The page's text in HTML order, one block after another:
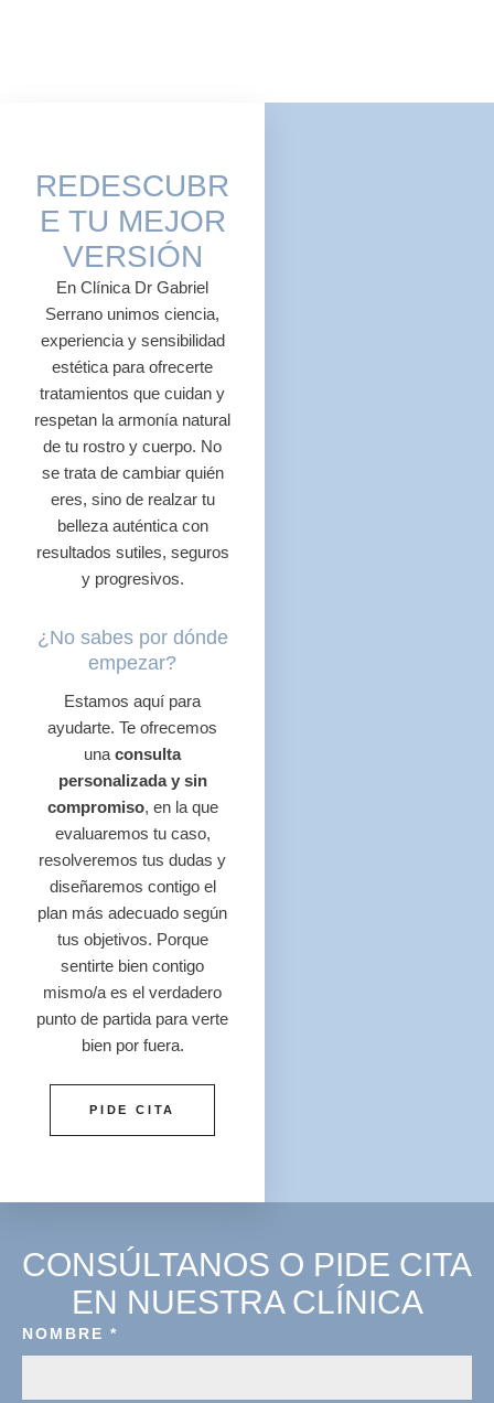
REDESCUBR
E TU MEJOR
VERSIÓN
En Clínica Dr Gabriel
Serrano unimos ciencia,
experiencia y sensibilidad
estética para ofrecerte
tratamientos que cuidan y
respetan la armonía natural
de tu rostro y cuerpo. No
se trata de cambiar quién
eres, sino de realzar tu
belleza auténtica con
resultados sutiles, seguros
y progresivos.
¿No sabes por dónde
empezar?
Estamos aquí para
ayudarte. Te ofrecemos
unaconsulta
personalizada y sin
compromiso, en la que
evaluaremos tu caso,
resolveremos tus dudas y
diseñaremos contigo el
plan más adecuado según
tus objetivos. Porque
sentirte bien contigo
mismo/a es el verdadero
punto de partida para verte
bien por fuera.
PIDE CITA
CONSÚLTANOS O PIDE CITA
EN NUESTRA CLÍNICA
NOMBRE *